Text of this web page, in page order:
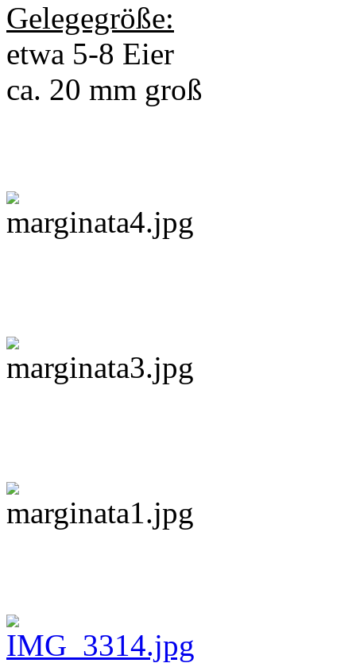
Gelegegröße:
etwa 5-8 Eier
ca. 20 mm groß